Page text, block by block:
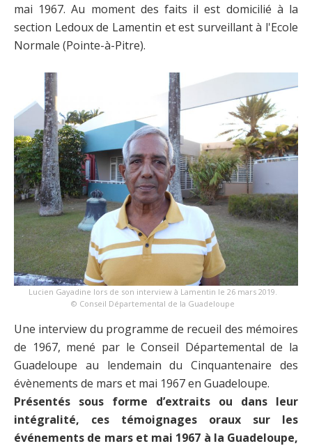
mai 1967. Au moment des faits il est domicilié à la
section Ledoux de Lamentin et est surveillant à l'Ecole
Normale (Pointe-à-Pitre).
Lucien Gayadine lors de son interview à Lamentin le 26 mars 2019.
© Conseil Départemental de la Guadeloupe
Une interview du programme de recueil des mémoires
de 1967, mené par le Conseil Départemental de la
Guadeloupe au lendemain du Cinquantenaire des
évènements de mars et mai 1967 en Guadeloupe.
Présentés sous forme d’extraits ou dans leur
intégralité, ces témoignages oraux sur les
événements de mars et mai 1967 à la Guadeloupe,